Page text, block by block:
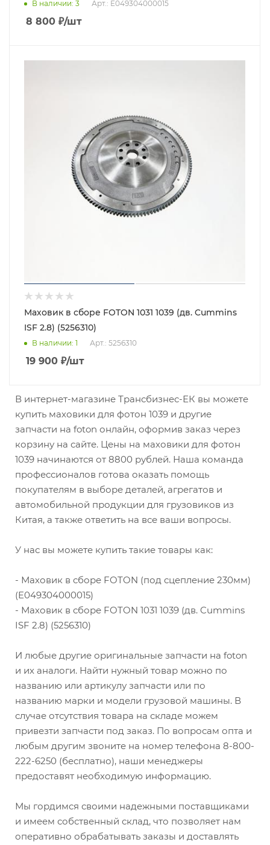
В наличии: 3 Арт.: E049304000015
8 800 ₽/шт
Маховик в сборе FOTON 1031 1039 (дв. Cummins
ISF 2.8) (5256310)
В наличии: 1 Арт.: 5256310
19 900 ₽/шт
В интернет-магазине Трансбизнес-ЕК вы можете
купить маховики для фотон 1039 и другие
запчасти на foton онлайн, оформив заказ через
корзину на сайте. Цены на маховики для фотон
1039 начинаются от 8800 рублей. Наша команда
профессионалов готова оказать помощь
покупателям в выборе деталей, агрегатов и
автомобильной продукции для грузовиков из
Китая, а также ответить на все ваши вопросы.
У нас вы можете купить такие товары как:
- Маховик в сборе FOTON (под сцепление 230мм)
(E049304000015)
- Маховик в сборе FOTON 1031 1039 (дв. Cummins
ISF 2.8) (5256310)
И любые другие оригинальные запчасти на foton
и их аналоги. Найти нужный товар можно по
названию или артикулу запчасти или по
названию марки и модели грузовой машины. В
случае отсутствия товара на складе можем
привезти запчасти под заказ. По вопросам опта и
любым другим звоните на номер телефона 8-800-
222-6250 (бесплатно), наши менеджеры
предоставят необходимую информацию.
Мы гордимся своими надежными поставщиками
и имеем собственный склад, что позволяет нам
оперативно обрабатывать заказы и доставлять